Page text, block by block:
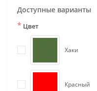
Доступные варианты
* Цвет
Хаки
Красный